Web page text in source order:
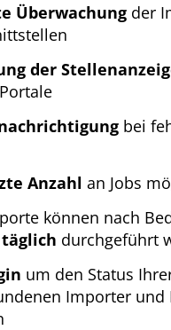
Überwachung der
der
bei
Anzahl an Jobs
können nach
durchgeführt
um den Status
Importer und